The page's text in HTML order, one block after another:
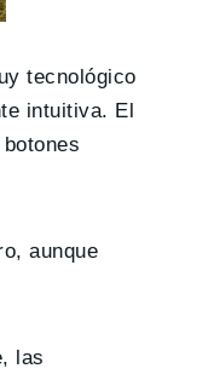
tecnológico
intuitiva. El
aunque
las